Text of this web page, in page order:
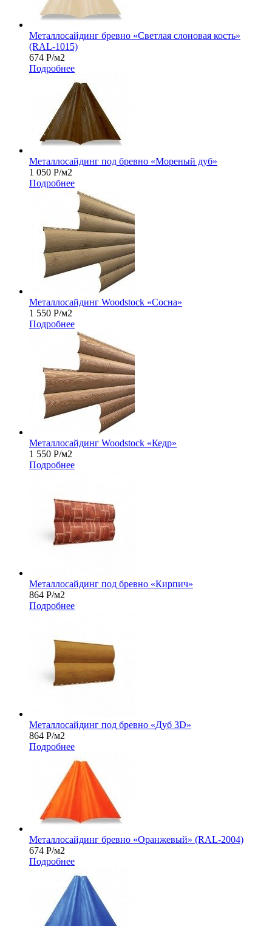
Металлосайдинг бревно «Светлая слоновая кость»
(RAL-1015)
674 Р/м2
Подробнее
Металлосайдинг под бревно «Мореный дуб»
1 050 Р/м2
Подробнее
Металлосайдинг Woodstock «Сосна»
1 550 Р/м2
Подробнее
Металлосайдинг Woodstock «Кедр»
1 550 Р/м2
Подробнее
Металлосайдинг под бревно «Кирпич»
864 Р/м2
Подробнее
Металлосайдинг под бревно «Дуб 3D»
864 Р/м2
Подробнее
Металлосайдинг бревно «Оранжевый» (RAL-2004)
674 Р/м2
Подробнее